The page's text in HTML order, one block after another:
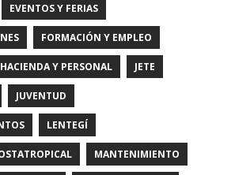
EVENTOS Y FERIAS
FORMACIÓN Y EMPLEO
HACIENDA Y PERSONAL JETE
JUVENTUD
LENTEGÍ
MANTENIMIENTO